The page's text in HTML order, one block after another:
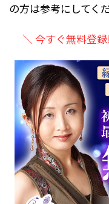
の方は参考にしてく
＼ 今すぐ無料登